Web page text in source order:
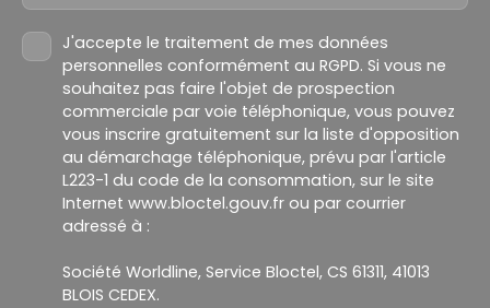
J'accepte le traitement de mes données
personnelles conformément au RGPD. Si vous ne
souhaitez pas faire l'objet de prospection
commerciale par voie téléphonique, vous pouvez
vous inscrire gratuitement sur la liste d'opposition
au démarchage téléphonique, prévu par l'article
L223-1 du code de la consommation, sur le site
Internet www.bloctel.gouv.fr ou par courrier
adressé à :
Société Worldline, Service Bloctel, CS 61311, 41013
BLOIS CEDEX.